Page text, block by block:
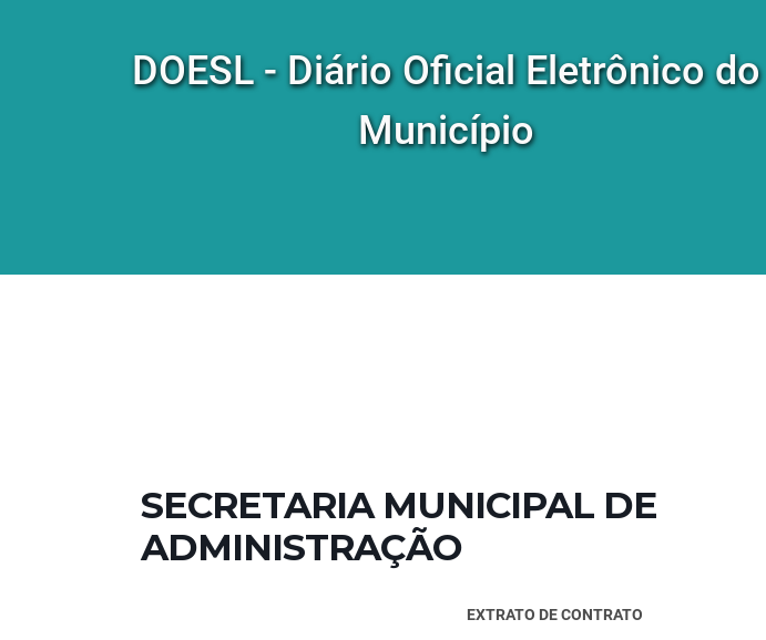
DOESL - Diário Oficial Eletrônico do
Município
SECRETARIA MUNICIPAL DE
ADMINISTRAÇÃO
EXTRATO DE CONTRATO